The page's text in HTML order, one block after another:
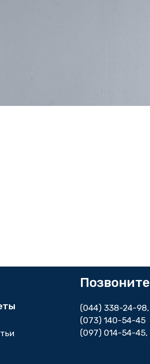
Позвоните
(044) 338-24-98,
(073) 140-54-45
(097) 014-54-45,